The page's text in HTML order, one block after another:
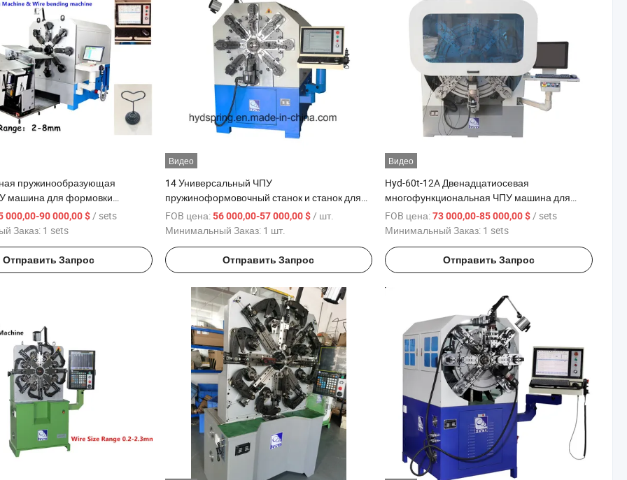
пружинообразующая
машина для формовки
000,00-90 000,00 $ / sets
Заказ: 1 sets
Отправить Запрос
Видео
14 Универсальный ЧПУ
пружиноформовочный станок и станок для
гибки
FOB цена:56 000,00-57 000,00 $ / шт.
Минимальный Заказ: 1 шт.
Отправить Запрос
Видео
Hyd-60t-12A Двенадцатиосевая
многофункциональная ЧПУ машина для
формирования пружин
FOB цена:73 000,00-85 000,00 $ / sets
Минимальный Заказ: 1 sets
Отправить Запрос